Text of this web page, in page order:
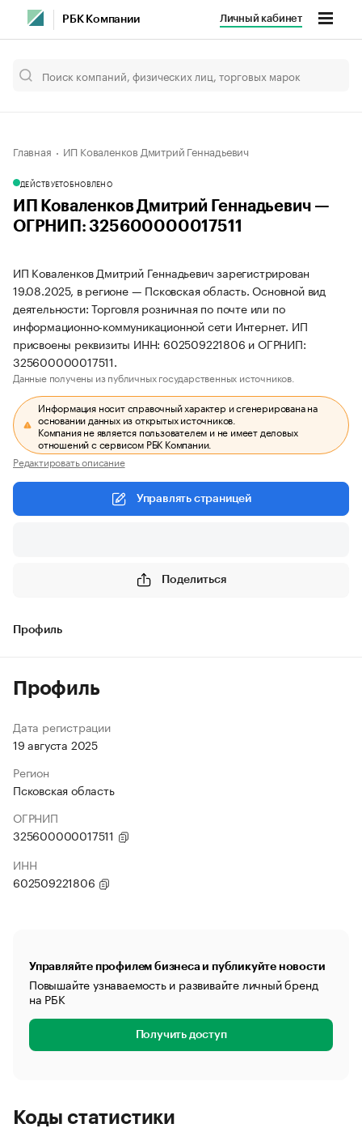
РБК Компании Личный кабинет
Главная ИП Коваленков Дмитрий Геннадьевич
ДЕЙСТВУЕТОБНОВЛЕНО
ИП Коваленков Дмитрий Геннадьевич —
ОГРНИП: 325600000017511
ИП Коваленков Дмитрий Геннадьевич зарегистрирован
19.08.2025, в регионе — Псковская область. Основной вид
деятельности: Торговля розничная по почте или по
информационно-коммуникационной сети Интернет. ИП
присвоены реквизиты ИНН: 602509221806 и ОГРНИП:
325600000017511.
Данные получены из публичных государственных источников.
Информация носит справочный характер и сгенерирована на
основании данных из открытых источников.
Компания не является пользователем и не имеет деловых
отношений с сервисом РБК Компании.
Редактировать описание
Управлять страницей
Поделиться
Профиль
Профиль
Дата регистрации
19 августа 2025
Регион
Псковская область
ОГРНИП
325600000017511
ИНН
602509221806
Управляйте профилем бизнеса и публикуйте новости
Повышайте узнаваемость и развивайте личный бренд
на РБК
Получить доступ
Коды статистики